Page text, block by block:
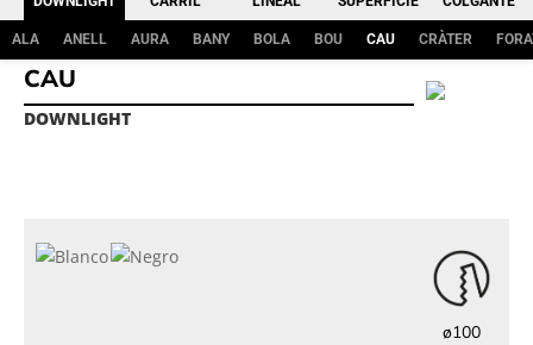
ALA ANELL AURA BANY BOLA BOU CAU CRÀTER
CAU
DOWNLIGHT
ø100